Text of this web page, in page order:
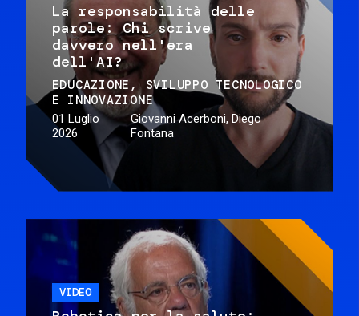
La responsabilità delle
parole: Chi scrive
davvero nell'era
dell'AI?
EDUCAZIONE
SVILUPPO TECNOLOGICO
E INNOVAZIONE
01 Luglio
2026
Giovanni Acerboni, Diego
Fontana
VIDEO